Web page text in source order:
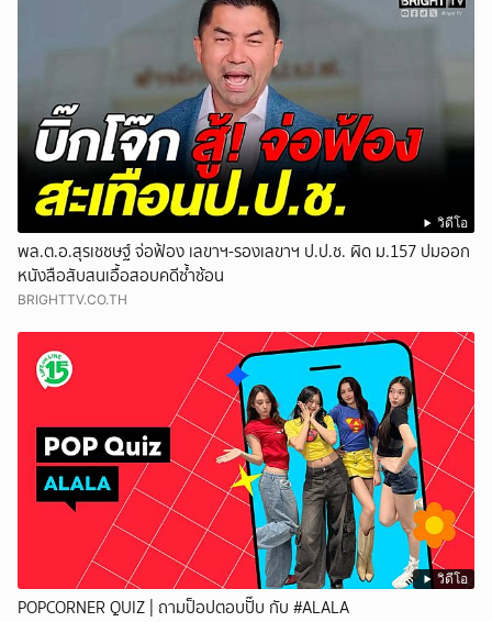
วิดีโอ
พล.ต.อ.สุรเชชษฐ์ จ่อฟ้อง เลขาฯ-รองเลขาฯ ป.ป.ช. ผิด ม.157 ปมออก
หนังสือสับสนเอื้อสอบคดีซ้ำซ้อน
BRIGHTTV.CO.TH
วิดีโอ
POPCORNER QUIZ | ถามป็อปตอบปั๊บ กับ #ALALA